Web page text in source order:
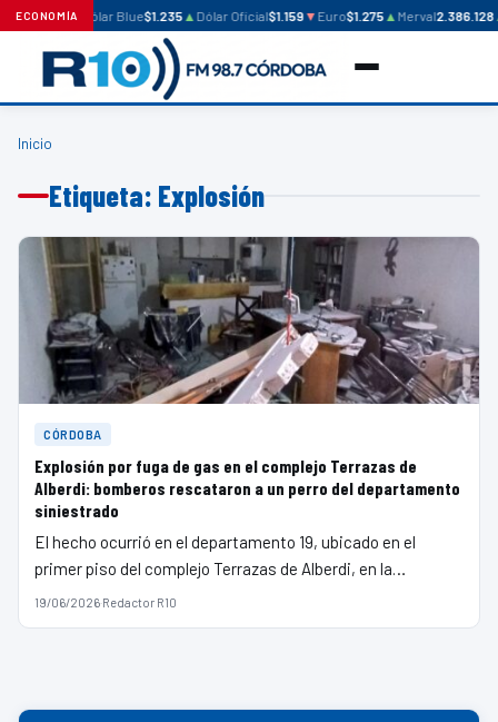
ECONOMÍA Dólar Blue$1.235▲ Dólar Oficial$1.159▼Euro$1.275▲ Merval2.386.128
Inicio
Etiqueta: Explosión
CÓRDOBA
Explosión por fuga de gas en el complejo Terrazas de
Alberdi: bomberos rescataron a un perro del departamento
siniestrado
El hecho ocurrió en el departamento 19, ubicado en el
primer piso del complejo Terrazas de Alberdi, en la…
19/06/2026·Redactor R10